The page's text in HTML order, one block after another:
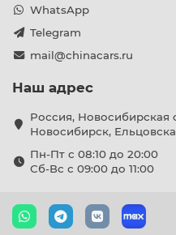
WhatsApp
Telegram
mail@chinacars.ru
Наш адрес
Россия, Новосибирская
Новосибирск,
Пн-Пт с 08:10 до 20:00
Сб-Вс с 09:00 до 11:00